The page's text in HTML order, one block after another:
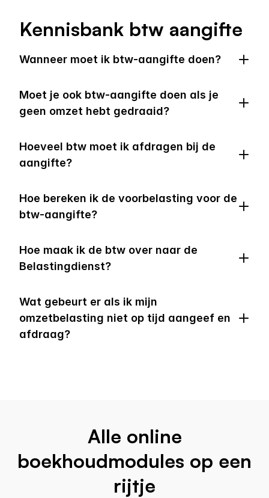
Kennisbank btw aangifte
Wanneer moet ik btw-aangifte doen?
Moet je ook btw-aangifte doen als je
geen omzet hebt gedraaid?
Hoeveel btw moet ik afdragen bij de
aangifte?
Hoe bereken ik de voorbelasting voor de
btw-aangifte?
Hoe maak ik de btw over naar de
Belastingdienst?
Wat gebeurt er als ik mijn
omzetbelasting niet op tijd aangeef en
afdraag?
Alle online
boekhoudmodules op een
rijtje